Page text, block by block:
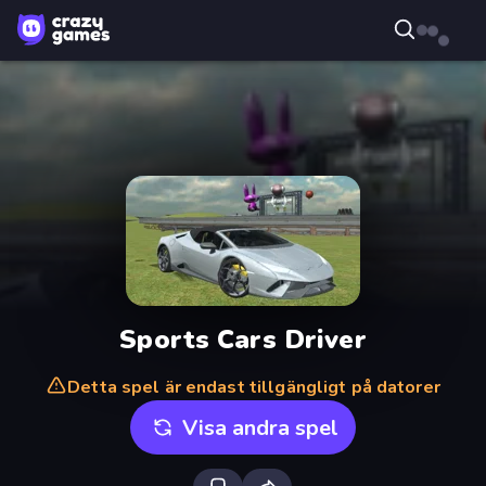
Sports Cars Driver
Detta spel är endast tillgängligt på datorer
Visa andra spel